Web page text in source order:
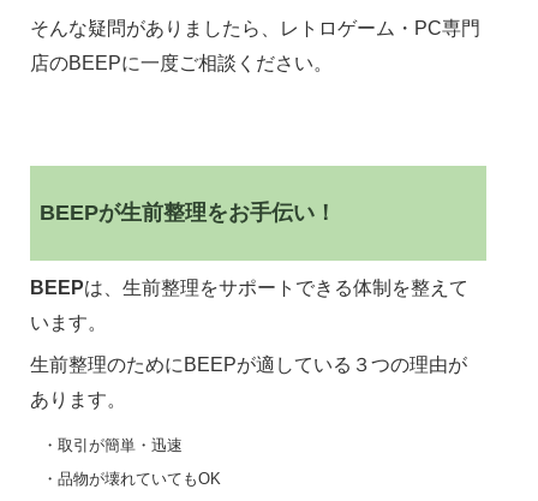
そんな疑問がありましたら、レトロゲーム・PC専門
店のBEEPに一度ご相談ください。
BEEPが生前整理をお手伝い！
BEEPは、生前整理をサポートできる体制を整えて
います。
生前整理のためにBEEPが適している３つの理由が
あります。
・取引が簡単・迅速
・品物が壊れていてもOK